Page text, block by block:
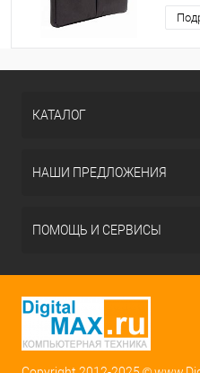
КАТАЛОГ
НАШИ ПРЕДЛОЖЕНИЯ
ПОМОЩЬ И СЕРВИСЫ